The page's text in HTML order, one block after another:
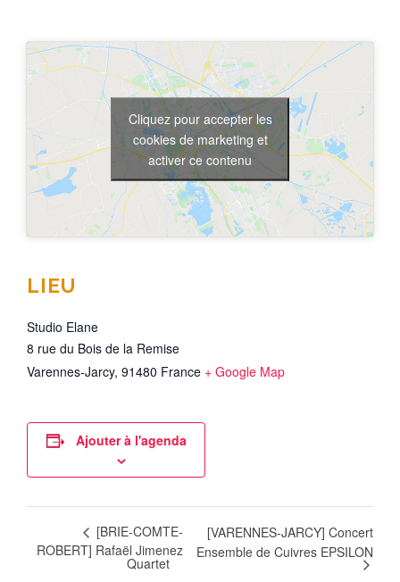
LIEU
Studio Elane
8 rue du Bois de la Remise
Varennes-Jarcy, 91480 France + Google Map
Cliquez pour accepter les
cookies de marketing et
activer ce contenu
Ajouter à l'agenda
[BRIE-COMTE-
ROBERT] Rafaël Jimenez
Quartet
[VARENNES-JARCY] Concert
Ensemble de Cuivres EPSILON